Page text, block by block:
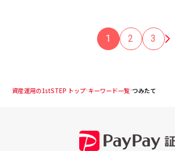
1 2 3
資産運用の1stSTEP トップ キーワード一覧 つみたて